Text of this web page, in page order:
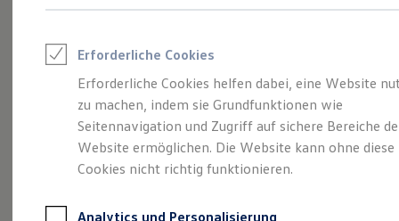
Saisonangebote
Leasing
Leasing-Angebote
Gebrauchtwagen Leasing
Junge Gebrauchtwagen-Leasing
Elektroauto Leasing
Kleinwagen-Leasing
Leasing ohne Anzahlung
Autokredit mit Schlussrate
Mehr Raum für alle(s).
Der Tayron.
Erforderliche Cookies
Erforderliche Cookies helfen dabei, eine Website
zu machen, indem sie Grundfunktionen wie
Seitennavigation und Zugriff auf sichere Bereiche
Website ermöglichen. Die Website kann ohne diese
Cookies nicht richtig funktionieren.
Analytics und Personalisierung